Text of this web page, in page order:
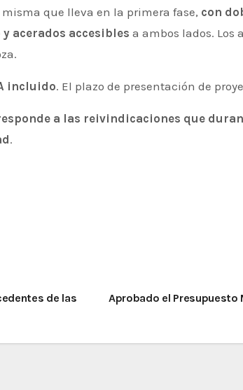
que lleva en la primera fase, con
acerados accesibles a ambos lados. Los
incluido. El plazo de presentación de
a las reivindicaciones que
.
de las
Aprobado el Presupuesto